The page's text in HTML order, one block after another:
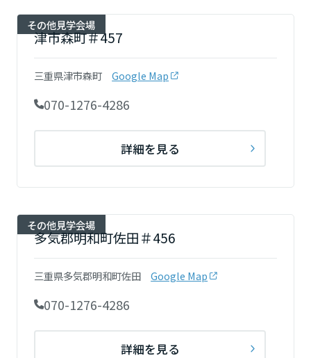
その他見学会場
津市森町＃457
三重県津市森町 Google Map
070-1276-4286
詳細を見る
その他見学会場
多気郡明和町佐田＃456
三重県多気郡明和町佐田 Google Map
070-1276-4286
詳細を見る
徳島県
九州エリア
福岡県
佐賀県